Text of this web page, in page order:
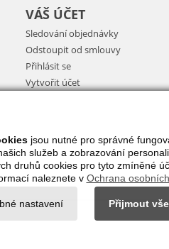
VÁŠ ÚČET
Sledování objednávky
Odstoupit od smlouvy
Přihlásit se
Vytvořit účet
jsou nutné pro správné
služeb a zobrazování
druhů cookies pro tyto zmíněné
naleznete v Ochrana
nastavení Přijmout vše